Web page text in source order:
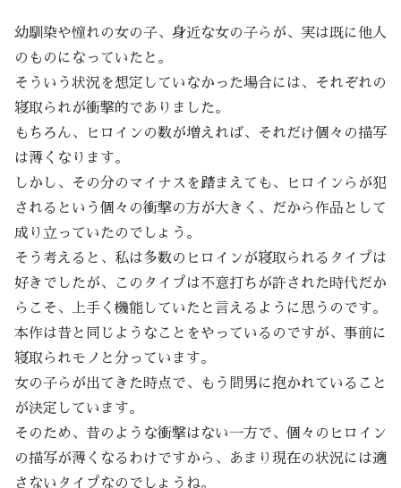
幼馴染や憧れの女の子、身近な女の子らが、実は既に他人
のものになっていたと。
そういう状況を想定していなかった場合には、それぞれの
寝取られが衝撃的でありました。
もちろん、ヒロインの数が増えれば、それだけ個々の描写
は薄くなります。
しかし、その分のマイナスを踏まえても、ヒロインらが犯
されるという個々の衝撃の方が大きく、だから作品として
成り立っていたのでしょう。
そう考えると、私は多数のヒロインが寝取られるタイプは
好きでしたが、このタイプは不意打ちが許された時代だか
らこそ、上手く機能していたと言えるように思うのです。
本作は昔と同じようなことをやっているのですが、事前に
寝取られモノと分っています。
女の子らが出てきた時点で、もう間男に抱かれていること
が決定しています。
そのため、昔のような衝撃はない一方で、個々のヒロイン
の描写が薄くなるわけですから、あまり現在の状況には適
さないタイプなのでしょうね。